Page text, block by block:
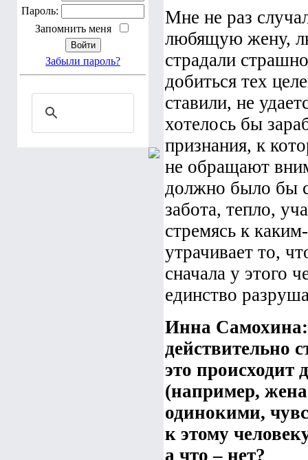
Пароль:
Запомнить меня
Забыли пароль?
Мне не раз
любящую жену,
страдали
добиться тех
ставили, не
хотелось бы
признания, к
не обращают
должно было бы
забота, тепло,
стремясь к
утрачивает то,
сначала у этого
единство
Инна Самохина:
действительно
это происходит
(например,
одинокими,
к этому
а что – нет?